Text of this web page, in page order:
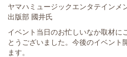
ヤマハミュージックエンタテインメ
出版部 國井氏
イベント当日のお忙しいなか取材に
とうございました。今後のイベント
ます。